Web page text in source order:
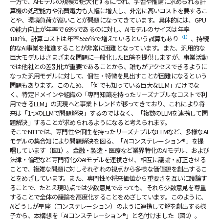
算機の処理能力や消費電力も大幅に増大し、非常に高いコストを要するこ
とや、環境負荷が高いことが問題になってきています。具体的には、GPU
の能力向上が年率で 69％であるのに対し、AIモデルのサイズは年率
180％、計算コストは年率 555％で増えているという試算もあり
（1） 、持続
的なAI事業を推進することが非常に困難となっています。また、汎用的な
巨大モデルはさまざまな問題に一般化した回答を提供しますが、事業活動
では他社との差別化が重要であることから、誰もがアクセスできるように
なった汎用モデルに対して、個性・特徴を見出すことが困難になるという
問題もあります。このため、「何でも知っている巨大なLLM」だけでな
く、特定ドメインや組織の「専門知識を持ったリーズナブルなコストで利
用できるLLM」の実現へと事業トレンドが移ってきており、これにより将
来は「1つのLLMで問題解決」するのではなく、「複数のLLMを連携して問
題解決」することが求められるようになると考えられます。
そこでNTTでは、専門性や個性を持ったリーズナブルなLLMなど、多様なAI
モデルの集合知により問題解決を図る、「AIコンステレーション®」を提
唱しています（図1）。金融・製造・医療など業界特化のAIモデル、および
法律・倫理など専門特化のAIモデルを連携させ、相互に議論・訂正させる
ことで、複雑な問題に対しそれぞれの視点から多様な価値観を創出するこ
とをめざしています。また、専門性や将来価値から重要さを互いに議論す
ることで、たとえ現時点では少数意見であっても、それら少数意見を尊重
することで全体の議論を高度化することをめざしています。このように、
AIどうしが星座（コンステレーション）のように連携して解を創出する様
子から、本構想を「AIコンステレーション®」と名付けました（図2）。